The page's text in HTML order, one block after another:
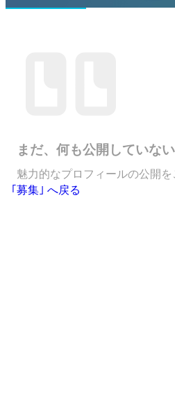
まだ、何も公開していな
魅力的なプロフィールの公開を
｢募集｣ へ戻る